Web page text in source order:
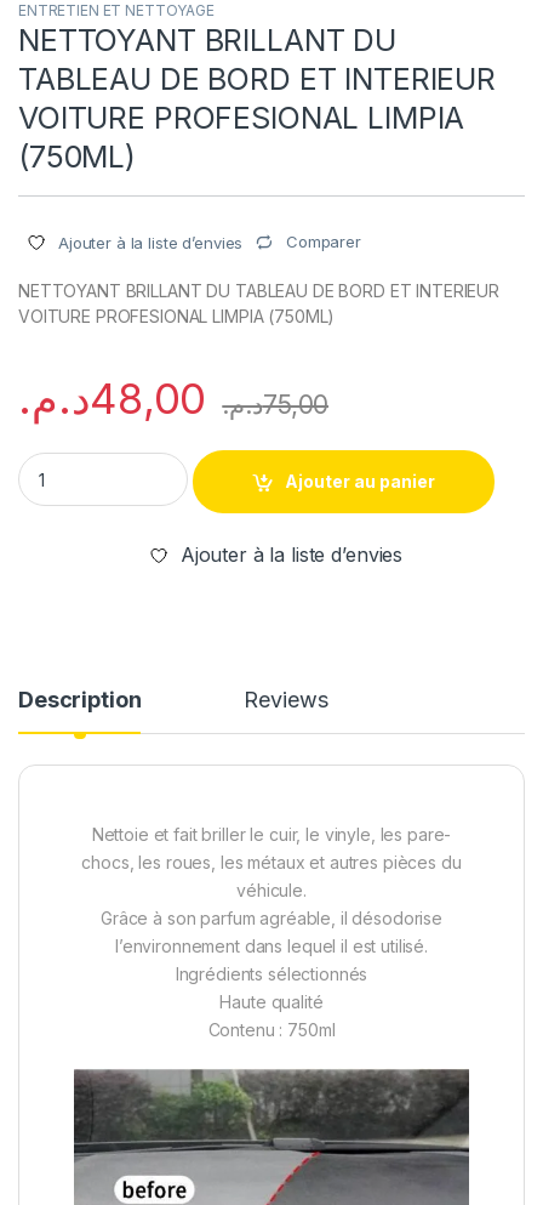
ENTRETIEN ET NETTOYAGE
NETTOYANT BRILLANT DU
TABLEAU DE BORD ET INTERIEUR
VOITURE PROFESIONAL LIMPIA
(750ML)
Ajouter à la liste d’envies Comparer
NETTOYANT BRILLANT DU TABLEAU DE BORD ET INTERIEUR
VOITURE PROFESIONAL LIMPIA (750ML)
48,00د.م. 75,00د.م.
Ajouter au panier
Ajouter à la liste d’envies
Description Reviews
Nettoie et fait briller le cuir, le vinyle, les pare-
chocs, les roues, les métaux et autres pièces du
véhicule.
Grâce à son parfum agréable, il désodorise
l’environnement dans lequel il est utilisé.
Ingrédients sélectionnés
Haute qualité
Contenu : 750ml